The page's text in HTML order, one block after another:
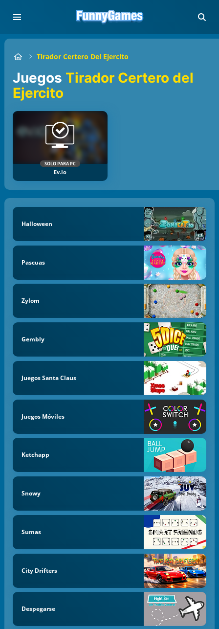
Tirador Certero Del Ejercito
Juegos Tirador Certero del
Ejercito
SOLO PARA PC
Ev.io
Halloween
Pascuas
Zylom
Gembly
Juegos Santa Claus
Juegos Móviles
Ketchapp
Snowy
Sumas
City Drifters
Despegarse